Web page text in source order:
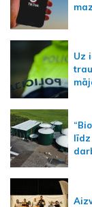
Uz
līdz